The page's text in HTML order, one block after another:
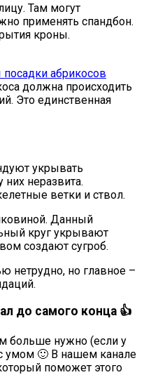
Там могут
применять спандбон.
кроны.
абрикосов
должна происходить
Это единственная
укрывать
неразвита.
ветки и ствол.
Данный
круг укрывают
создают сугроб.
нетрудно, но главное –
до самого конца 👍
больше нужно (если у
умом 🙂 В нашем канале
поможет этого